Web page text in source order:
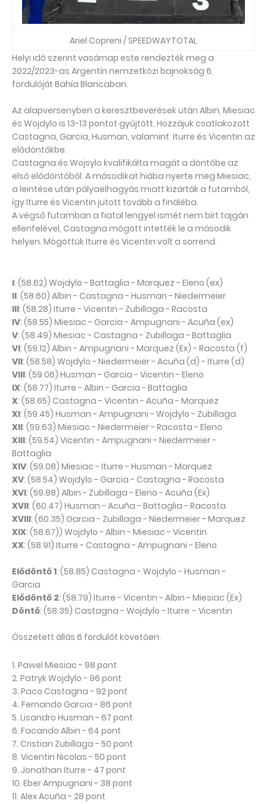
Ariel Copreni / SPEEDWAYTOTAL
Helyi idő szerint vasárnap este rendezték meg a
2022/2023-as Argentín nemzetközi bajnokság 6.
fordulóját Bahía Blancaban.
Az alapversenyben a keresztbeverések után Albin, Miesiac
és Wojdylo is 13-13 pontot gyűjtött. Hozzájuk csatlakozott
Castagna, Garcia, Husman, valamint Iturre és Vicentin az
elődöntőkbe.
Castagna és Wojsylo kvalifikálta magát a döntőbe az
első elődöntőből. A másodikat hiába nyerte meg Miesiac,
a leintése után pályaelhagyás miatt kizárták a futamból,
így Iturre és Vicentin jutott tovább a fináléba.
A végső futamban a fiatal lengyel ismét nem bírt tajgán
ellenfelével, Castagna mögött intették le a második
helyen. Mögöttük Iturre és Vicentin volt a sorrend.
I: (58.62) Wojdylo - Battaglia - Marquez - Eleno (ex)
II: (58.60) Albin - Castagna - Husman - Niedermeier
III: (58.28) Iturre - Vicentin - Zubillaga - Racosta
IV: (58.55) Miesiac - Garcia - Ampugnani - Acuña (ex)
V: (58.49) Miesiac - Castagna - Zubillaga - Battaglia
VI: (59.12) Albin - Ampugnani - Marquez (Ex) - Racosta (f)
VII: (58.58) Wojdylo - Niedermeier - Acuña (d) - Iturre (d)
VIII: (59.06) Husman - Garcia - Vicentin - Eleno
IX: (58.77) Iturre - Albin - Garcia - Battaglia
X: (58.65) Castagna - Vicentin - Acuña - Marquez
XI: (59.45) Husman - Ampugnani - Wojdylo - Zubillaga
XII: (59.63) Miesiac - Niedermeier - Racosta - Eleno
XIII: (59.54) Vicentin - Ampugnani - Niedermeier -
Battaglia
XIV: (59.08) Miesiac - Iturre - Husman - Marquez
XV: (58.54) Wojdylo - Garcia - Castagna - Racosta
XVI: (59.88) Albin - Zubillaga - Eleno - Acuña (Ex)
XVII: (60.47) Husman - Acuña - Battaglia - Racosta
XVIII: (60.35) Garcia - Zubillaga - Niedermeier - Marquez
XIX: (58.67)) Wojdylo - Albin - Miesiac - Vicentin
XX: (58.91) Iturre - Castagna - Ampugnani - Eleno
Elődöntő 1: (58.85) Castagna - Wojdylo - Husman -
Garcia
Elődöntő 2: (58.79) Iturre - Vicentin - Albin - Miesiac (Ex)
Döntő: (58.35) Castagna - Wojdylo - Iturre – Vicentin
Összetett állás 6 fordulót követően:
1. Pawel Miesiac - 98 pont
2. Patryk Wojdylo - 96 pont
3. Paco Castagna - 92 pont
4. Fernando Garcia - 86 pont
5. Lisandro Husman - 67 pont
6. Facando Albin - 64 pont
7. Cristian Zubillaga - 50 pont
8. Vicentin Nicolas - 50 pont
9. Jonathan Iturre - 47 pont
10. Eber Ampugnani - 38 pont
11. Alex Acuña - 28 pont